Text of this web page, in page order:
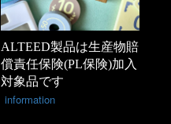
ALTEED製品は生産物賠
償責任保険(PL保険)加入
対象品です
information